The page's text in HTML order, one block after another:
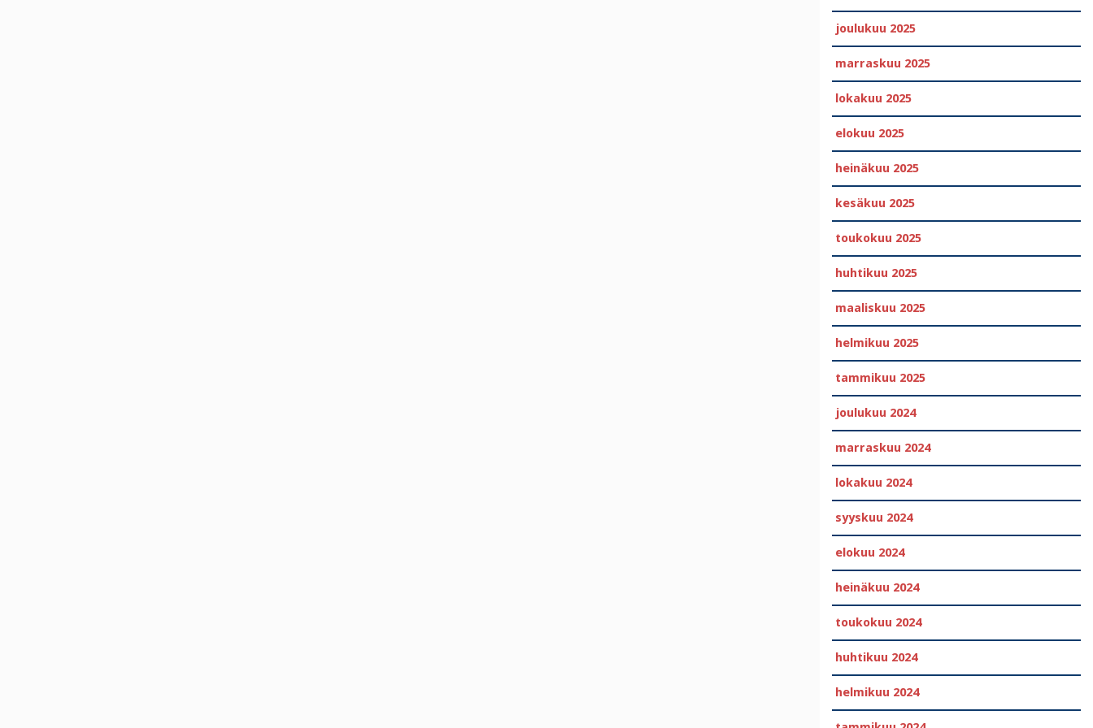
joulukuu 2025
marraskuu 2025
lokakuu 2025
elokuu 2025
heinäkuu 2025
kesäkuu 2025
toukokuu 2025
huhtikuu 2025
maaliskuu 2025
helmikuu 2025
tammikuu 2025
joulukuu 2024
marraskuu 2024
lokakuu 2024
syyskuu 2024
elokuu 2024
heinäkuu 2024
toukokuu 2024
huhtikuu 2024
helmikuu 2024